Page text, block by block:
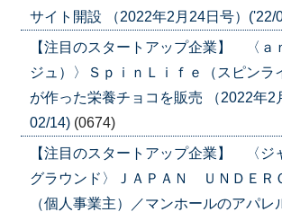
サイト開設 （2022年2月24日号）('22/
【注目のスタートアップ企業】 〈ａ
ジュ）〉ＳｐｉｎＬｉｆｅ（スピンラ
が作った栄養チョコを販売 （2022年2
02/14) (0674)
【注目のスタートアップ企業】 〈ジ
グラウンド〉ＪＡＰＡＮ ＵＮＤＥＲ
（個人事業主）／マンホールのアパレ